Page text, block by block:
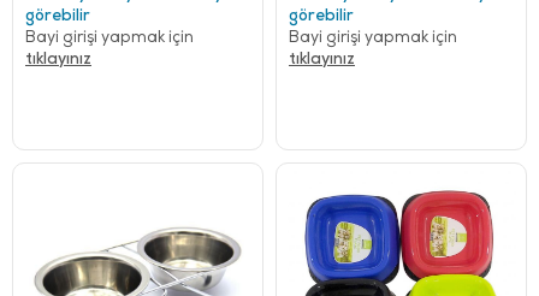
görebilir
Bayi girişi yapmak için
tıklayınız
görebilir
Bayi girişi yapmak için
tıklayınız